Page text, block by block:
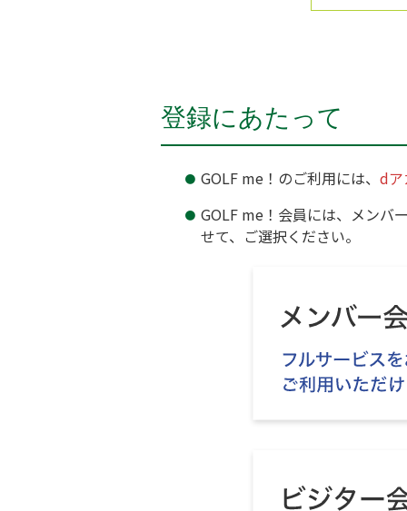
登録にあたって
GOLF me！のご利用には、 dア
GOLF me！会員には、メンバ
せて、ご選択ください。